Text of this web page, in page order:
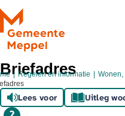
Ga naar de inhoud
Regelen en informatie
Briefadres
Lees voor Uitleg